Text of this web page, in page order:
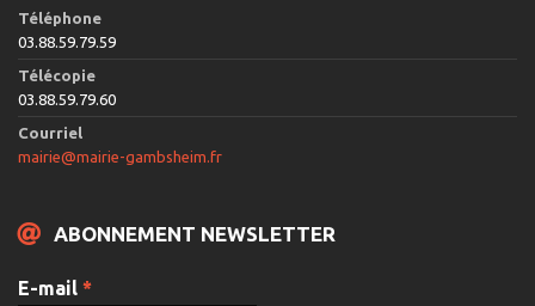
Téléphone
03.88.59.79.59
Télécopie
03.88.59.79.60
Courriel
mairie@mairie-gambsheim.fr
ABONNEMENT NEWSLETTER
E-mail *